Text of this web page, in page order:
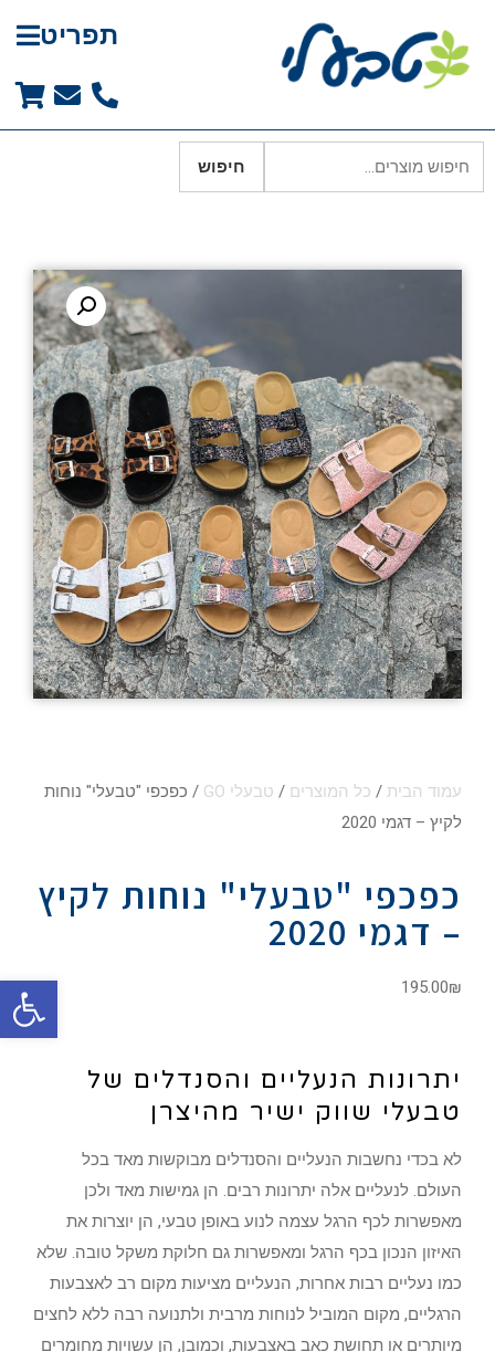
פתח
תפריט
חיפוש
עמוד הבית / כל המוצרים / טבעלי GO
/ כפכפי "טבעלי" נוחות
לקיץ – דגמי 2020
כפכפי "טבעלי" נוחות לקיץ
– דגמי 2020
195.00₪
יתרונות הנעליים והסנדלים של
טבעלי שווק ישיר מהיצרן
לא בכדי נחשבות הנעליים והסנדלים מבוקשות מאד בכל
העולם. לנעליים אלה יתרונות רבים. הן גמישות מאד ולכן
מאפשרות לכף הרגל עצמה לנוע באופן טבעי, הן יוצרות את
האיזון הנכון בכף הרגל ומאפשרות גם חלוקת משקל טובה. שלא
כמו נעליים רבות אחרות, הנעליים מציעות מקום רב לאצבעות
הרגליים, מקום המוביל לנוחות מרבית ולתנועה רבה ללא לחצים
מיותרים או תחושת כאב באצבעות, וכמובן, הן עשויות מחומרים